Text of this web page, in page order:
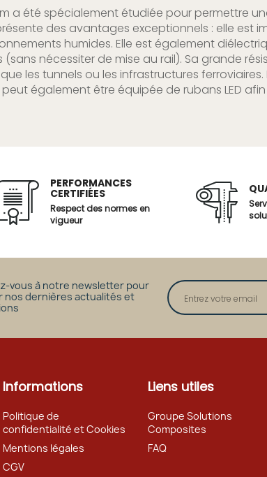
a été spécialement étudiée pour permettre
des avantages exceptionnels : elle est
humides. Elle est également
(sans nécessiter de mise au rail). Sa grande
les tunnels ou les infrastructures
également être équipée de rubans LED
PERFORMANCES
CERTIFIÉES
Respect des normes en
vigueur
vous à notre newsletter pour
nos dernières actualités et
Informations
Politique de
confidentialité et Cookies
Mentions légales
CGV
Liens utiles
Groupe Solutions
Composites
FAQ